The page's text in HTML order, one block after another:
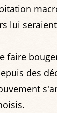
lui
faire
des